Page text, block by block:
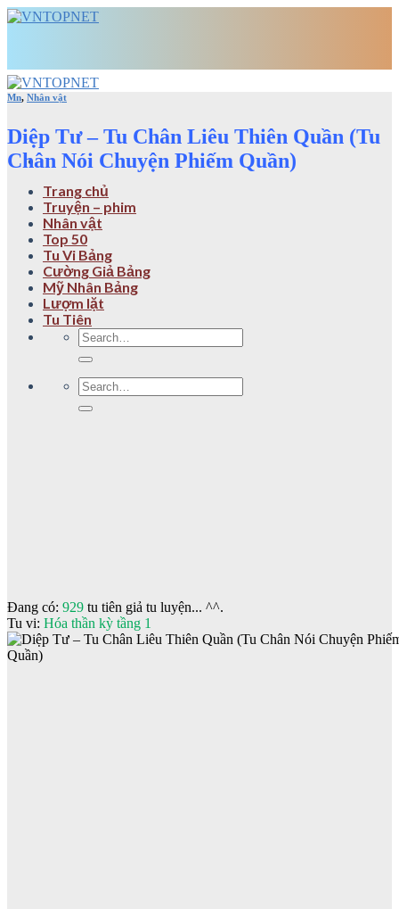
Skip
Trang chủ
Truyện – phim
Nhân vật
Top 50
Tu Vi Bảng
Cường Giả Bảng
Mỹ Nhân Bảng
Lượm lặt
Tu Tiên
Mn, Nhân vật
Diệp Tư – Tu Chân Liêu Thiên Quần (Tu
Chân Nói Chuyện Phiếm Quần)
Đang có: 929 tu tiên giả tu luyện... ^^.
Tu vi: Hóa thần kỳ tầng 1